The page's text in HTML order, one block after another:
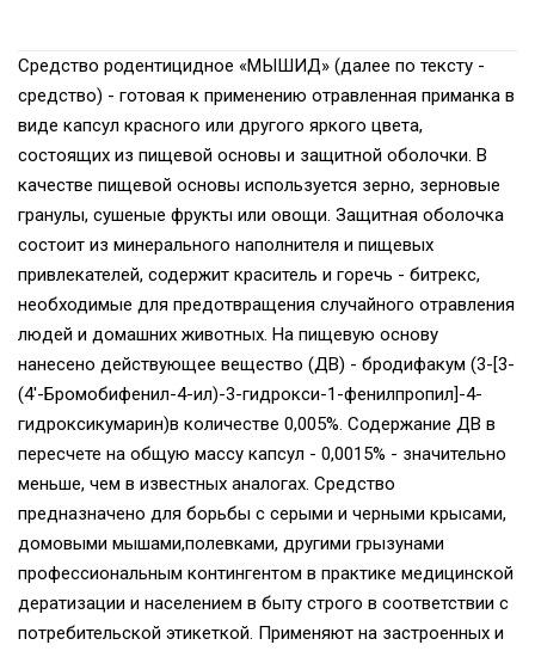
Средство родентицидное «МЫШИД» (далее по тексту -
средство) - готовая к применению отравленная приманка в
виде капсул красного или другого яркого цвета,
состоящих из пищевой основы и защитной оболочки. В
качестве пищевой основы используется зерно, зерновые
гранулы, сушеные фрукты или овощи. Защитная оболочка
состоит из минерального наполнителя и пищевых
привлекателей, содержит краситель и горечь - битрекс,
необходимые для предотвращения случайного отравления
людей и домашних животных. На пищевую основу
нанесено действующее вещество (ДВ) - бродифакум (3-[3-
(4'-Бромобифенил-4-ил)-3-гидрокси-1-фенилпропил]-4-
гидроксикумарин)в количестве 0,005%. Содержание ДВ в
пересчете на общую массу капсул - 0,0015% - значительно
меньше, чем в известных аналогах. Средство
предназначено для борьбы с серыми и черными крысами,
домовыми мышами,полевками, другими грызунами
профессиональным контингентом в практике медицинской
дератизации и населением в быту строго в соответствии с
потребительской этикеткой. Применяют на застроенных и